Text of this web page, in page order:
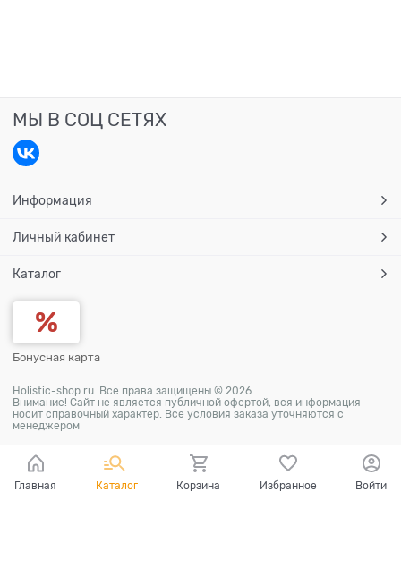
МЫ В СОЦ СЕТЯХ
Информация
Личный кабинет
Каталог
Бонусная карта
Holistic-shop.ru. Все права защищены © 2026
Внимание! Сайт не является публичной офертой, вся информация
носит справочный характер. Все условия заказа уточняются с
менеджером
Главная Каталог Корзина Избранное Войти